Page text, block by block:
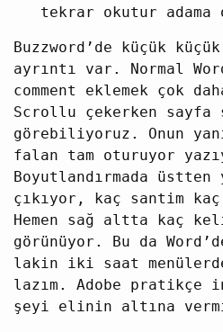
tekrar okutur adama
Buzzword’de küçük
ayrıntı var. Normal
comment eklemek çok
Scrollu çekerken sayfa
görebiliyoruz. Onun
falan tam oturuyor
Boyutlandırmada
çıkıyor, kaç santim
Hemen sağ altta kaç
görünüyor. Bu da
lakin iki saat
lazım. Adobe pratikçe
şeyi elinin altına